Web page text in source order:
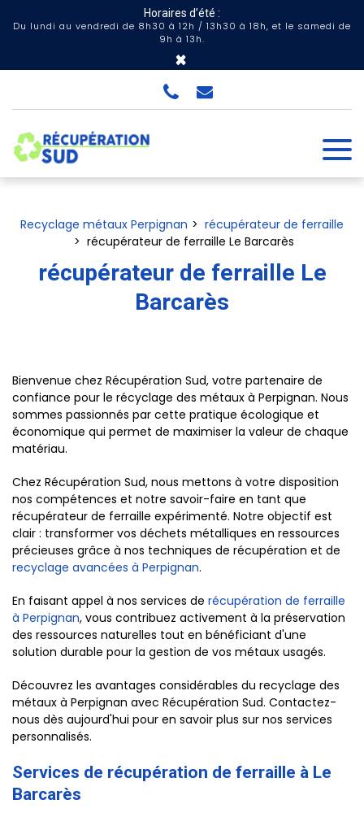
Horaires d’été :
Du lundi au vendredi de 8h30 à 12h / 13h30 à 18h, et le samedi de
9h à 13h.
×
Recyclage métaux Perpignan
récupérateur de ferraille
récupérateur de ferraille Le Barcarès
récupérateur de ferraille Le
Barcarès
Bienvenue chez Récupération Sud, votre partenaire de
confiance pour le récyclage des métaux à Perpignan. Nous
sommes passionnés par cette pratique écologique et
économique qui permet de maximiser la valeur de chaque
matériau.
Chez Récupération Sud, nous mettons à votre disposition
nos compétences et notre savoir-faire en tant que
récupérateur de ferraille expérimenté. Notre objectif est
clair : transformer vos déchets métalliques en ressources
précieuses grâce à nos techniques de récupération et de
recyclage avancées à Perpignan.
En faisant appel à nos services de récupération de ferraille
à Perpignan, vous contribuez activement à la préservation
des ressources naturelles tout en bénéficiant d'une
solution durable pour la gestion de vos métaux usagés.
Découvrez les avantages considérables du recyclage des
métaux à Perpignan avec Récupération Sud. Contactez-
nous dès aujourd'hui pour en savoir plus sur nos services
personnalisés.
Services de récupération de ferraille à Le
Barcarès
Panneau de gestion des cookies